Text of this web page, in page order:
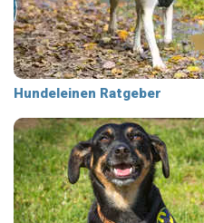
Hundeleinen Ratgeber